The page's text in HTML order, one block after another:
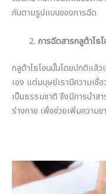
กันตามรูปแบบของการฉีด
การฉีดสารกลูต้าไธ
กลูต้าไธโอนนั้นโดยปกติแล้ว
เอง แต่มนุษย์เรามีความเชื่
เป็นธรรมชาติ จึงมีการนำส
ร่างกาย เพื่อช่วยเพิ่มความข